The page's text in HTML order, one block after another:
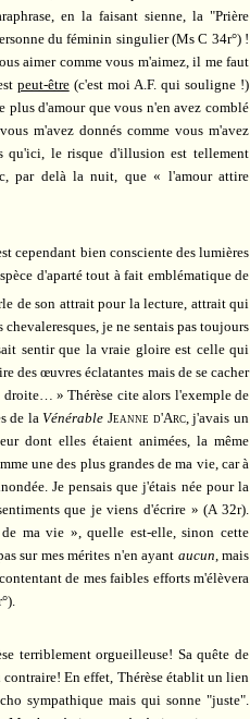
en la faisant sienne, la "Prière
du féminin singulier (Ms C 34r°) !
aimer comme vous m'aimez, il me faut
peut-être(c'est moi A.F. qui souligne !)
d'amour que vous n'en avez comblé
m'avez donnés comme vous m'avez
qu'ici, le risque d'illusion est tellement
par delà la nuit, que « l'amour attire
cependant bien consciente des lumières
d'aparté tout à fait emblématique de
de son attrait pour la lecture, attrait qui
je ne sentais pas toujours
sentir que la vraie gloire est celle qui
des œuvres éclatantes mais de se cacher
» Thérèse cite alors l'exemple de
de laVénérable Jeanne d'Arc, j'avais un
dont elles étaient animées, la même
une des plus grandes de ma vie, car à
Je pensais que j'étais née pour la
que je viens d'écrire » (A 32r).
ma vie », quelle est-elle, sinon cette
sur mes mérites n'en ayant aucun , mais
de mes faibles efforts m'élèvera
terriblement orgueilleuse! Sa quête de
En effet, Thérèse établit un lien
sympathique mais qui sonne "juste".